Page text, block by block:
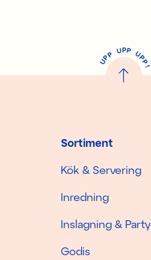
U
P
P UPP UP
P
!
Sortiment
Kök & Servering
Inredning
Inslagning & Party
Godis